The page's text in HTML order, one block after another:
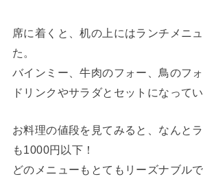
席に着くと、机の上にはランチメニ
た。
バインミー、牛肉のフォー、鳥のフ
ドリンクやサラダとセットになってい
お料理の値段を見てみると、なんと
も1000円以下！
どのメニューもとてもリーズナブルで